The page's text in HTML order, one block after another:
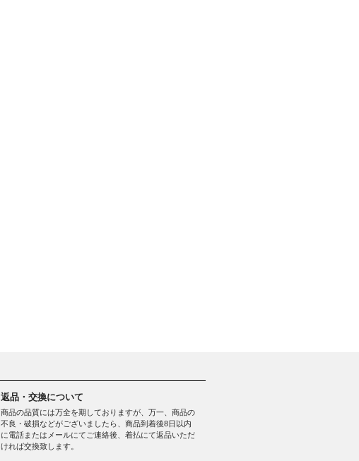
返品・交換について
商品の品質には万全を期しておりますが、万一、商品の
不良・破損などがございましたら、商品到着後8日以内
に電話またはメールにてご連絡後、着払にて返品いただ
ければ交換致します。